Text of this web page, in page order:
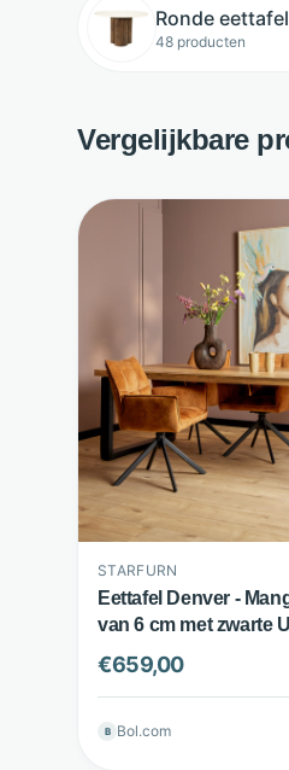
Ronde
48 producten
Vergelijkbare
STARFURN
Eettafel Denver -
van 6 cm met zwarte
- Starfurn
€659,00
B Bol.com